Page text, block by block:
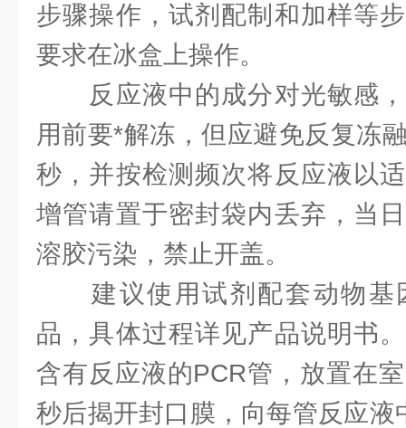
步骤操作，试剂配制和加样等
要求在冰盒上操作。
反应液中的成分对光敏感，
用前要*解冻，但应避免反复冻
秒，并按检测频次将反应液以
增管请置于密封袋内丢弃，当
溶胶污染，禁止开盖。
建议使用试剂配套动物基
品，具体过程详见产品说明书
含有反应液的PCR管，放置在
秒后揭开封口膜，向每管反应